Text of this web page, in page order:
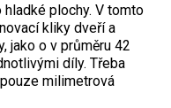
plochy. V tomto
kliky dveří a
jako o v průměru 42
díly. Třeba
milimetrová